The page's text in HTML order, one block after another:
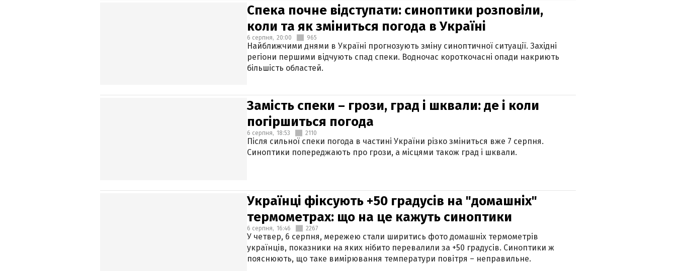
Спека почне відступати: синоптики розповіли,
коли та як зміниться погода в Україні
6 серпня, 20:00 965
Найближчими днями в Україні прогнозують зміну синоптичної ситуації. Західні
регіони першими відчують спад спеки. Водночас короткочасні опади накриють
більшість областей.
Замість спеки – грози, град і шквали: де і коли
погіршиться погода
6 серпня, 18:53 2110
Після сильної спеки погода в частині України різко зміниться вже 7 серпня.
Синоптики попереджають про грози, а місцями також град і шквали.
Українці фіксують +50 градусів на "домашніх"
термометрах: що на це кажуть синоптики
6 серпня, 16:46 2267
У четвер, 6 серпня, мережею стали ширитись фото домашніх термометрів
українців, показники на яких нібито перевалили за +50 градусів. Синоптики ж
пояснюють, що таке вимірювання температури повітря – неправильне.